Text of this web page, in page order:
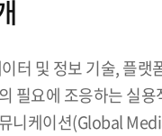
터 및 정보 기술, 플
필요에 조응하는 실
니케이션(Global